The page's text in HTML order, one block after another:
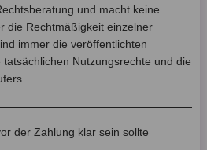
und macht keine
die Rechtmäßigkeit einzelner
immer die veröffentlichten
Nutzungsrechte und die
der Zahlung klar sein sollte